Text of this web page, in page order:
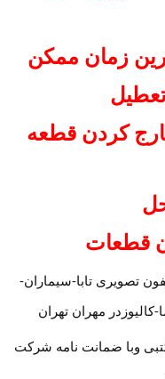
زمان ممکن
کردن قطعه
قطعات
تصویری تابا-سیماران-
مهران تهران
وبا ضمانت نامه شرکت